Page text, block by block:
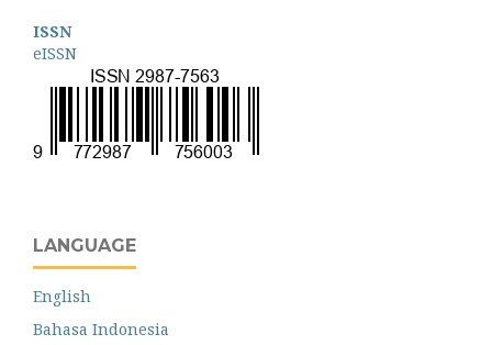
ISSN
eISSN
LANGUAGE
English
Bahasa Indonesia